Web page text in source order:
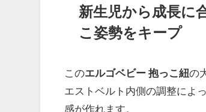
新生児から成長に
こ姿勢をキープ
このエルゴベビー 抱っこ紐の
エストベルト内側の調整によ
感が作れます。